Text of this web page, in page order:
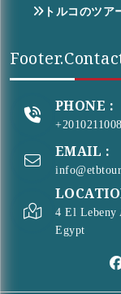
トルコのツア
PHONE :
EMAIL :
4 El Lebeny
Egypt